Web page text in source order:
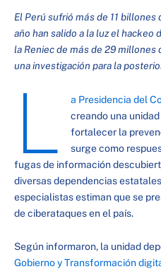
El Perú sufrió más de 11 billones
año han salido a la luz el hackeo
la Reniec de más de 29 millones
una investigación para la
L a Presidencia del
creando una
fortalecer la
surge como
fugas de información
diversas dependencias
especialistas estiman que se
de ciberataques en el país.
Según informaron, la unidad
Gobierno y Transformación